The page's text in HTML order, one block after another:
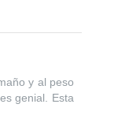
y al peso
genial. Esta